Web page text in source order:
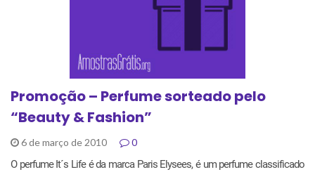
Promoção – Perfume sorteado pelo
“Beauty & Fashion”
6 de março de 2010 0
O perfume It´s Life é da marca Paris Elysees, é um perfume classificado